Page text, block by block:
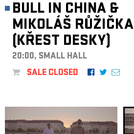
BULL IN CHINA &
MIKOLÁŠ RŮŽIČKA
(KŘEST DESKY)
20:00, SMALL HALL
SALE CLOSED